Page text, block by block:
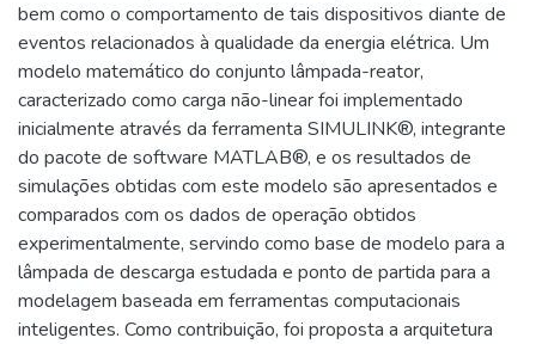
bem como o comportamento de tais dispositivos diante de
eventos relacionados à qualidade da energia elétrica. Um
modelo matemático do conjunto lâmpada-reator,
caracterizado como carga não-linear foi implementado
inicialmente através da ferramenta SIMULINK®, integrante
do pacote de software MATLAB®, e os resultados de
simulações obtidas com este modelo são apresentados e
comparados com os dados de operação obtidos
experimentalmente, servindo como base de modelo para a
lâmpada de descarga estudada e ponto de partida para a
modelagem baseada em ferramentas computacionais
inteligentes. Como contribuição, foi proposta a arquitetura